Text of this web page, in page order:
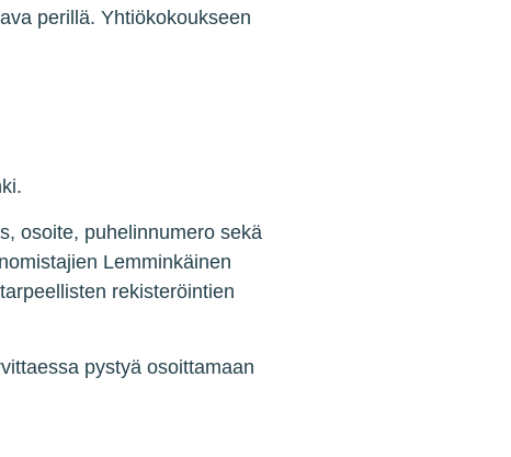
perillä. Yhtiökokoukseen
osoite, puhelinnumero sekä
Lemminkäinen
rekisteröintien
pystyä osoittamaan